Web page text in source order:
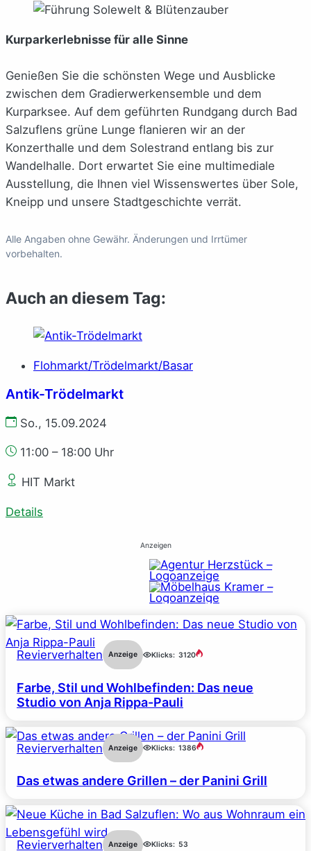
Kurparkerlebnisse für alle Sinne
Genießen Sie die schönsten Wege und Ausblicke
zwischen dem Gradierwerkensemble und dem
Kurparksee. Auf dem geführten Rundgang durch Bad
Salzuflens grüne Lunge flanieren wir an der
Konzerthalle und dem Solestrand entlang bis zur
Wandelhalle. Dort erwartet Sie eine multimediale
Ausstellung, die Ihnen viel Wissenswertes über Sole,
Kneipp und unsere Stadtgeschichte verrät.
Alle Angaben ohne Gewähr. Änderungen und Irrtümer
vorbehalten.
Auch an diesem Tag:
Flohmarkt/Trödelmarkt/Basar
Antik-Trödelmarkt
So., 15.09.2024
11:00 – 18:00 Uhr
HIT Markt
Details
Anzeigen
Revierverhalten Anzeige Klicks: 3120
Farbe, Stil und Wohlbefinden: Das neue
Studio von Anja Rippa-Pauli
Revierverhalten Anzeige Klicks: 1386
Das etwas andere Grillen – der Panini Grill
Revierverhalten Anzeige Klicks: 53